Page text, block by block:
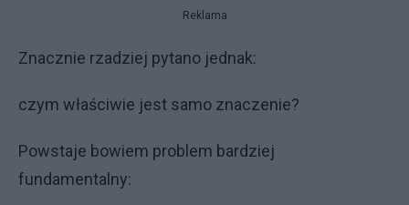
Reklama
Znacznie rzadziej pytano jednak:
czym właściwie jest samo znaczenie?
Powstaje bowiem problem bardziej
fundamentalny: